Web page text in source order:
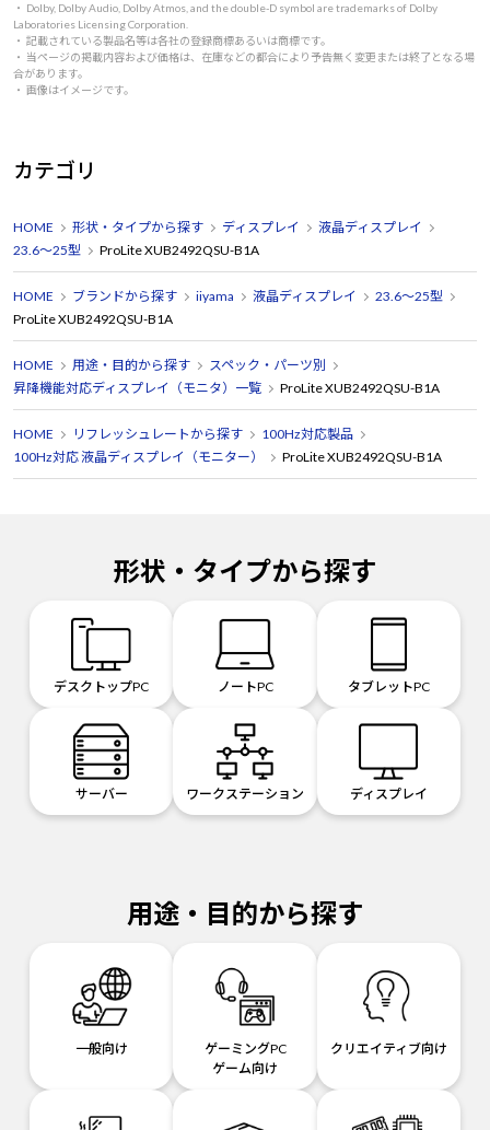
・ Dolby, Dolby Audio, Dolby Atmos, and the double-D symbol are trademarks of Dolby
Laboratories Licensing Corporation.
・ 記載されている製品名等は各社の登録商標あるいは商標です。
・ 当ページの掲載内容および価格は、在庫などの都合により予告無く変更または終了となる場
合があります。
・ 画像はイメージです。
カテゴリ
HOME 形状・タイプから探す ディスプレイ
液晶ディスプレイ
23.6～25型
ProLite XUB2492QSU-B1A
HOME ブランドから探す iiyama 液晶ディスプレイ
23.6～25型
ProLite XUB2492QSU-B1A
HOME 用途・目的から探す
スペック・パーツ別
昇降機能対応ディスプレイ（モニタ）一覧
ProLite XUB2492QSU-B1A
HOME リフレッシュレートから探す
100Hz対応製品
100Hz対応 液晶ディスプレイ（モニター）
ProLite XUB2492QSU-B1A
形状・タイプから探す
デスクトップPC ノートPC タブレットPC
サーバー ワークステーション ディスプレイ
用途・目的から探す
一般向け
ゲーミングPC
ゲーム向け
クリエイティブ向け